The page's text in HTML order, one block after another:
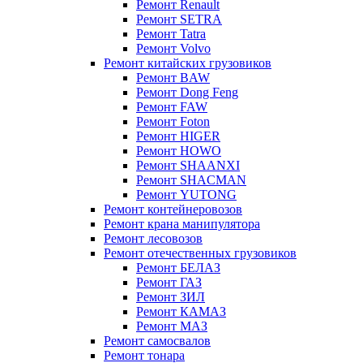
Ремонт Renault
Ремонт SETRA
Ремонт Tatra
Ремонт Volvo
Ремонт китайских грузовиков
Ремонт BAW
Ремонт Dong Feng
Ремонт FAW
Ремонт Foton
Ремонт HIGER
Ремонт HOWO
Ремонт SHAANXI
Ремонт SHACMAN
Ремонт YUTONG
Ремонт контейнеровозов
Ремонт крана манипулятора
Ремонт лесовозов
Ремонт отечественных грузовиков
Ремонт БЕЛАЗ
Ремонт ГАЗ
Ремонт ЗИЛ
Ремонт КАМАЗ
Ремонт МАЗ
Ремонт самосвалов
Ремонт тонара